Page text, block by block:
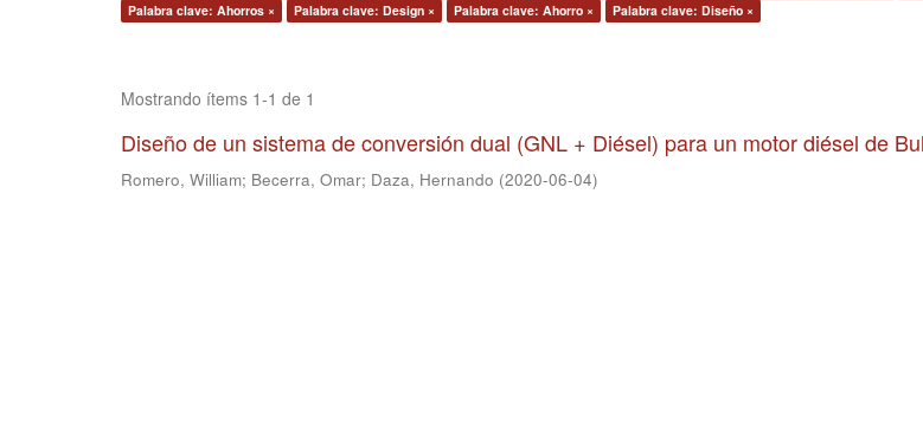
Palabra clave: Ahorros ×
Palabra clave: Design × Palabra clave: Ahorro × Palabra clave: Diseño ×
Mostrando ítems 1-1 de 1
Diseño de un sistema de conversión dual (GNL + Diésel) para un motor diésel de
Romero, William; Becerra, Omar; Daza, Hernando (2020-06-04)